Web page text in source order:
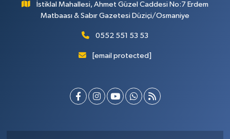
İstiklal Mahallesi, Ahmet Güzel Caddesi No:7 Erdem
Matbaası & Sabır Gazetesi Düziçi/Osmaniye
0552 551 53 53
[email protected]